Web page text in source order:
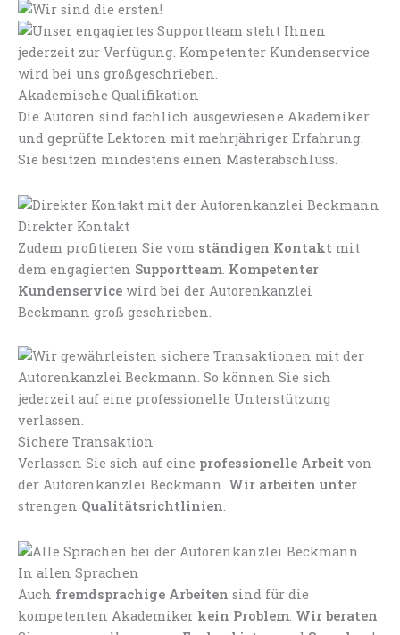
Akademische Qualifikation
Die Autoren sind fachlich ausgewiesene Akademiker
und geprüfte Lektoren mit mehrjähriger Erfahrung.
Sie besitzen mindestens einen Masterabschluss.
Direkter Kontakt
Zudem profitieren Sie vom ständigen Kontakt mit
dem engagierten Supportteam. Kompetenter
Kundenservice wird bei der Autorenkanzlei
Beckmann groß geschrieben.
Sichere Transaktion
Verlassen Sie sich auf eine professionelle Arbeit von
der Autorenkanzlei Beckmann. Wir arbeiten unter
strengen Qualitätsrichtlinien.
In allen Sprachen
Auch fremdsprachige Arbeiten sind für die
kompetenten Akademiker kein Problem. Wir beraten